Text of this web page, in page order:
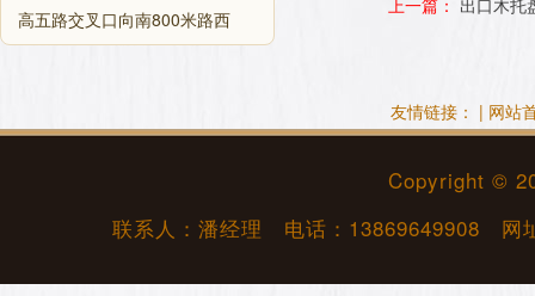
高五路交叉口向南800米路西
上一篇： 出口木托
友情链接： | 网站
Copyright ©
联系人：潘经理 电话： 13869649908 网